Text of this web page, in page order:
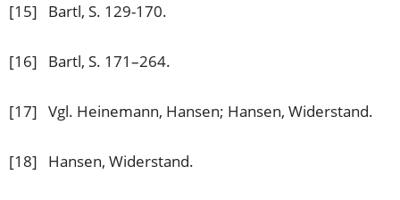
[15] Bartl, S. 129-170.
[16] Bartl, S. 171–264.
[17] Vgl. Heinemann, Hansen; Hansen, Widerstand.
[18] Hansen, Widerstand.